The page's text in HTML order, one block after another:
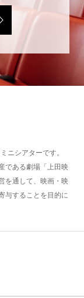
ニシアターです。
である劇場「上田映
を通して、映画・映
与することを目的に